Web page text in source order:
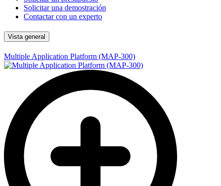
Solicitar una demostración
Contactar con un experto
Vista general
Multiple Application Platform (MAP-300)